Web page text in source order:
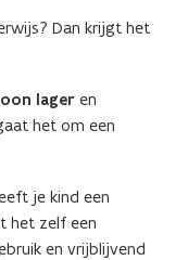
Dan krijgt het
lager en
het om een
je kind een
het zelf een
en vrijblijvend